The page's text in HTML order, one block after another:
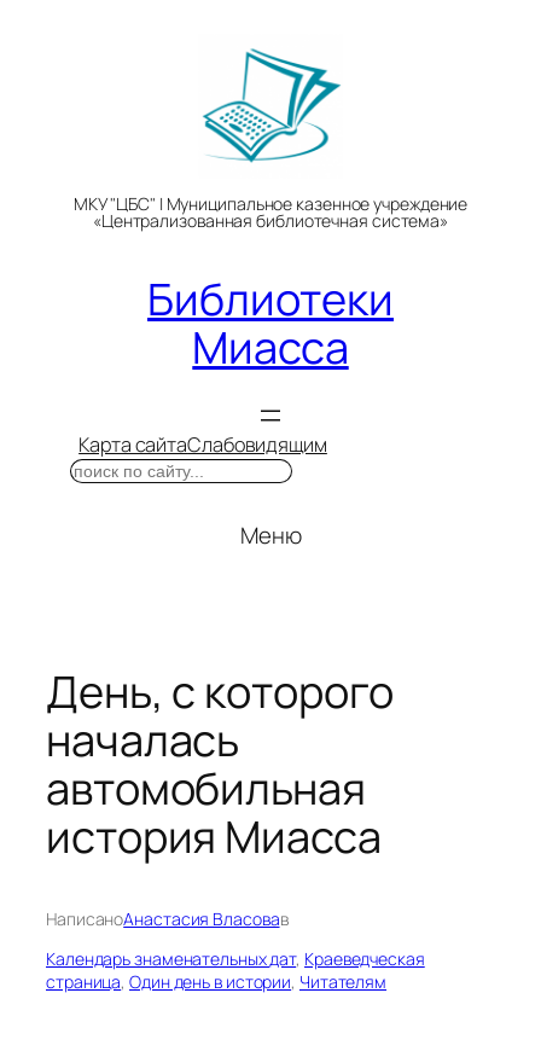
МКУ "ЦБС" | Муниципальное казенное учреждение
«Централизованная библиотечная система»
Библиотеки
Миасса
Карта сайтаСлабовидящим
Поиск
Меню
День, с которого
началась
автомобильная
история Миасса
НаписаноАнастасия Власовав
Календарь знаменательных дат, Краеведческая
страница, Один день в истории, Читателям